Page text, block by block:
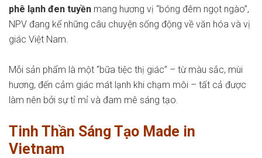
phê lạnh đen tuyền mang hương vị “bóng đêm ngọt ngào”,
NPV đang kể những câu chuyện sống động về văn hóa và vị
giác Việt Nam.
Mỗi sản phẩm là một “bữa tiệc thị giác” – từ màu sắc, mùi
hương, đến cảm giác mát lạnh khi chạm môi – tất cả được
làm nên bởi sự tỉ mỉ và đam mê sáng tạo.
Tinh Thần Sáng Tạo Made in
Vietnam